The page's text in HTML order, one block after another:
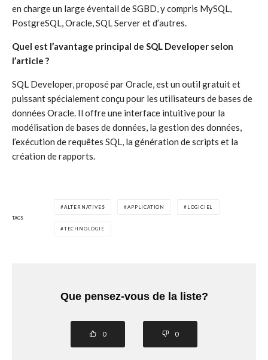
en charge un large éventail de SGBD, y compris MySQL,
PostgreSQL, Oracle, SQL Server et d’autres.
Quel est l’avantage principal de SQL Developer selon
l’article ?
SQL Developer, proposé par Oracle, est un outil gratuit et
puissant spécialement conçu pour les utilisateurs de bases de
données Oracle. Il offre une interface intuitive pour la
modélisation de bases de données, la gestion des données,
l’exécution de requêtes SQL, la génération de scripts et la
création de rapports.
TAGS
ALTERNATIVES APPLICATION LOGICIEL
TECHNOLOGIE
Que pensez-vous de la liste?
0 0